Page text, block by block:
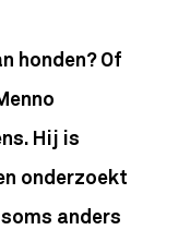
honden? Of
Hij is
onderzoekt
anders